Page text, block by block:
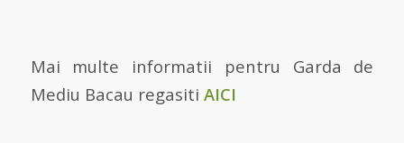
Mai multe informatii pentru Garda de
Mediu Bacau regasiti AICI